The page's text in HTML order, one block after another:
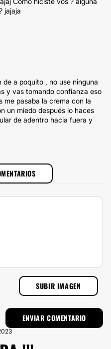
jajaja
a poquito , no use ninguna
y vas tomando confianza eso
me pasaba la crema con la
un miedo después lo haces
de adentro hacia fuera y
SUBIR IMAGEN